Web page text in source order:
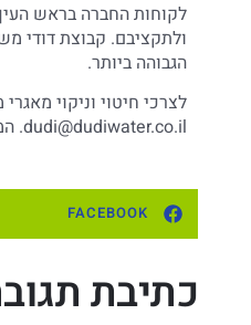
לקוחות החברה בראש
ולתקציבם. קבוצת דודי
הגבוהה ביותר.
לצרכי חיטוי וניקוי מאגרי
dudi@dudiwater.co.il
.
FACEBOOK
כתיבת